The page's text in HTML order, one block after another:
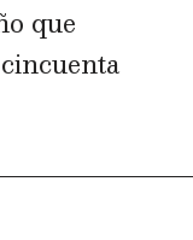
que